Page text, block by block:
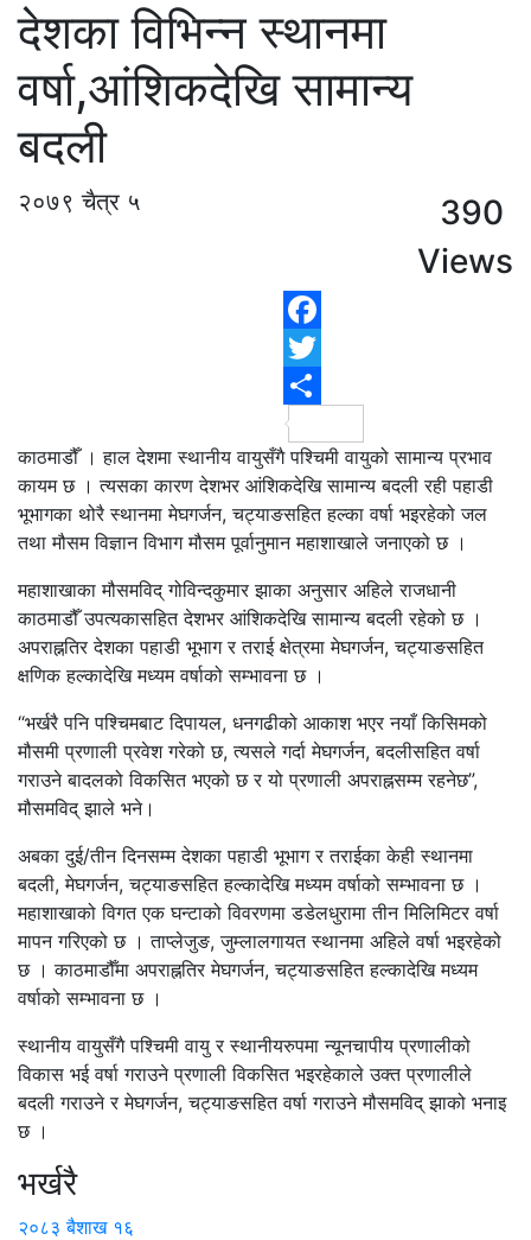
देशका विभिन्न स्थानमा
वर्षा,आंशिकदेखि सामान्य
बदली
२०७९ चैत्र ५
390
Views
काठमाडौँ । हाल देशमा स्थानीय वायुसँगै पश्चिमी वायुको सामान्य प्रभाव
कायम छ । त्यसका कारण देशभर आंशिकदेखि सामान्य बदली रही पहाडी
भूभागका थोरै स्थानमा मेघगर्जन, चट्याङसहित हल्का वर्षा भइरहेको जल
तथा मौसम विज्ञान विभाग मौसम पूर्वानुमान महाशाखाले जनाएको छ ।
महाशाखाका मौसमविद् गोविन्दकुमार झाका अनुसार अहिले राजधानी
काठमाडौँ उपत्यकासहित देशभर आंशिकदेखि सामान्य बदली रहेको छ ।
अपराह्नतिर देशका पहाडी भूभाग र तराई क्षेत्रमा मेघगर्जन, चट्याङसहित
क्षणिक हल्कादेखि मध्यम वर्षाको सम्भावना छ ।
“भर्खरै पनि पश्चिमबाट दिपायल, धनगढीको आकाश भएर नयाँ किसिमको
मौसमी प्रणाली प्रवेश गरेको छ, त्यसले गर्दा मेघगर्जन, बदलीसहित वर्षा
गराउने बादलको विकसित भएको छ र यो प्रणाली अपराह्नसम्म रहनेछ”,
मौसमविद् झाले भने।
अबका दुई/तीन दिनसम्म देशका पहाडी भूभाग र तराईका केही स्थानमा
बदली, मेघगर्जन, चट्याङसहित हल्कादेखि मध्यम वर्षाको सम्भावना छ ।
महाशाखाको विगत एक घन्टाको विवरणमा डडेलधुरामा तीन मिलिमिटर वर्षा
मापन गरिएको छ । ताप्लेजुङ, जुम्लालगायत स्थानमा अहिले वर्षा भइरहेको
छ । काठमाडौँमा अपराह्नतिर मेघगर्जन, चट्याङसहित हल्कादेखि मध्यम
वर्षाको सम्भावना छ ।
स्थानीय वायुसँगै पश्चिमी वायु र स्थानीयरुपमा न्यूनचापीय प्रणालीको
विकास भई वर्षा गराउने प्रणाली विकसित भइरहेकाले उक्त प्रणालीले
बदली गराउने र मेघगर्जन, चट्याङसहित वर्षा गराउने मौसमविद् झाको भनाइ
छ ।
भर्खरै
२०८३ बैशाख १६